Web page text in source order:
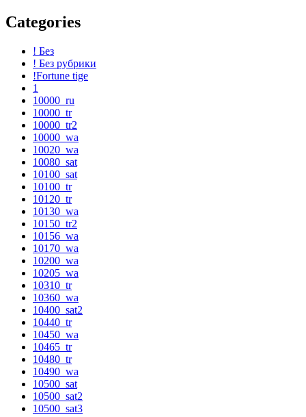
Categories
! Без
! Без рубрики
!Fortune tige
1
10000_ru
10000_tr
10000_tr2
10000_wa
10020_wa
10080_sat
10100_sat
10100_tr
10120_tr
10130_wa
10150_tr2
10156_wa
10170_wa
10200_wa
10205_wa
10310_tr
10360_wa
10400_sat2
10440_tr
10450_wa
10465_tr
10480_tr
10490_wa
10500_sat
10500_sat2
10500_sat3